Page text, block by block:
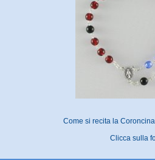
Come si recita la
Clicca sulla